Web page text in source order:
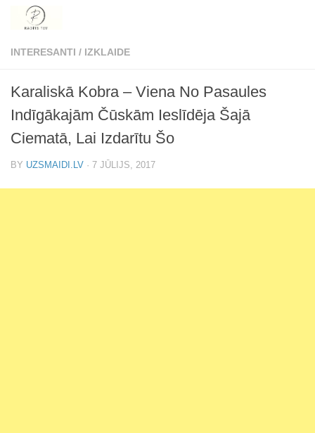
Skip to content
INTERESANTI / IZKLAIDE
Karaliskā Kobra – Viena No Pasaules
Indīgākajām Čūskām Ieslīdēja Šajā
Ciematā, Lai Izdarītu Šo
BY UZSMAIDI.LV · 7 JŪLIJS, 2017